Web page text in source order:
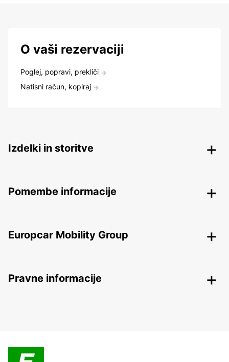
O vaši rezervaciji
Poglej, popravi, prekliči
Natisni račun, kopiraj
Izdelki in storitve
Pomembe informacije
Europcar Mobility Group
Pravne informacije